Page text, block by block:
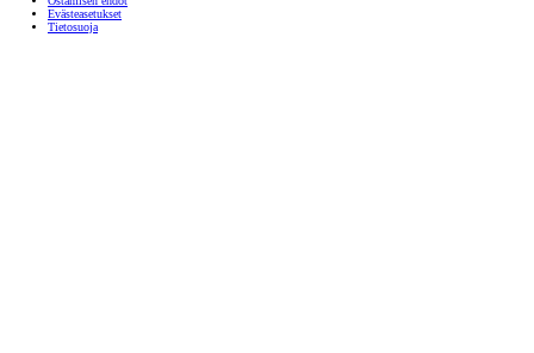
Evästeasetukset
Tietosuoja